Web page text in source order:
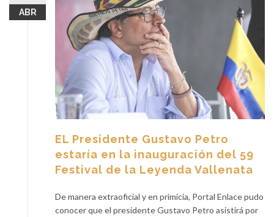
ABR
EL Presidente Gustavo Petro
estaría en la inauguración del 59
Festival de la Leyenda Vallenata
De manera extraoficial y en primicia, Portal Enlace pudo
conocer que el presidente Gustavo Petro asistirá por